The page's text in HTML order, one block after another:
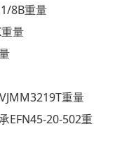
8B重量
量
重量
EFN45-20-502重